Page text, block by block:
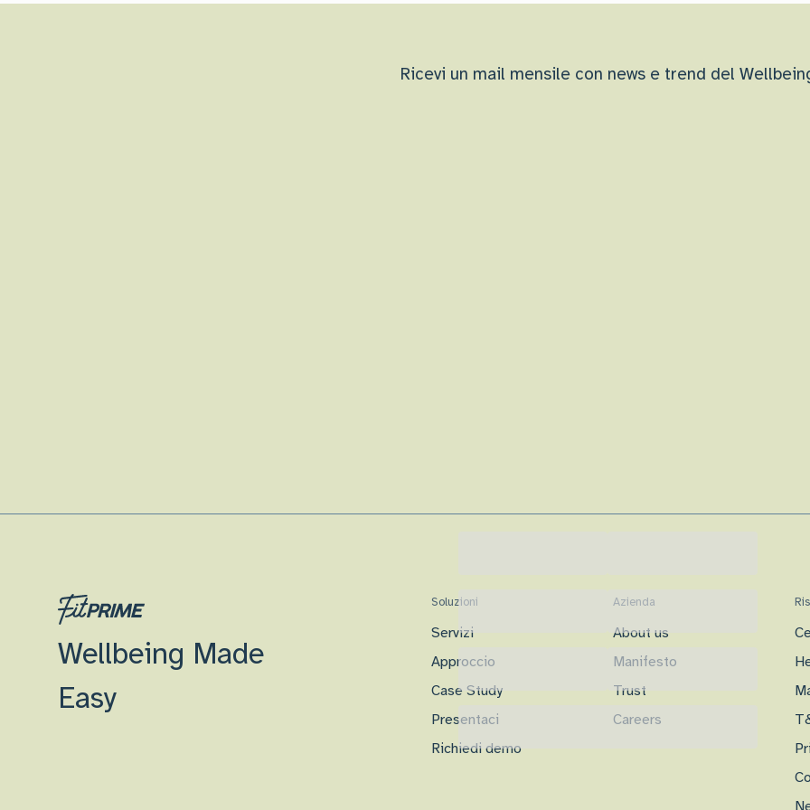
Ricevi un mail mensile con news e trend del
Wellbeing Made
Easy
Soluzioni
Servizi
Approccio
Case Study
Presentaci
Richiedi demo
Azienda
About us
Manifesto
Trust
Careers